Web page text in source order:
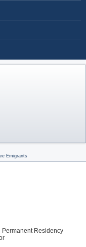
Emigrants
Residency